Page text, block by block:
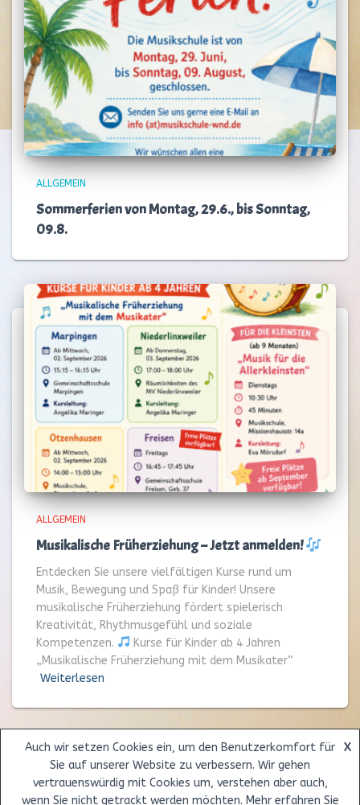
ALLGEMEIN
Sommerferien von Montag, 29.6., bis Sonntag,
09.8.
ALLGEMEIN
Musikalische Früherziehung – Jetzt anmelden!
Entdecken Sie unsere vielfältigen Kurse rund um
Musik, Bewegung und Spaß für Kinder! Unsere
musikalische Früherziehung fördert spielerisch
Kreativität, Rhythmusgefühl und soziale
Kompetenzen.
Kurse für Kinder ab 4 Jahren
„Musikalische Früherziehung mit dem Musikater“
Weiterlesen
UNTERRICHT UNTERRICHTSORTE
Auch wir setzen Cookies ein, um den Benutzerkomfort für
Sie auf unserer Website zu verbessern. Wir gehen
vertrauenswürdig mit Cookies um, verstehen aber auch,
wenn Sie nicht getrackt werden möchten. Mehr erfahren Sie
X